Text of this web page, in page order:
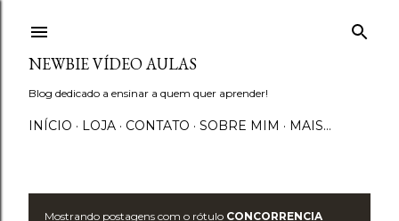
NEWBIE VÍDEO AULAS
Blog dedicado a ensinar a quem quer aprender!
INÍCIO LOJA CONTATO SOBRE MIM MAIS…
Mostrando postagens com o rótulo CONCORRENCIA